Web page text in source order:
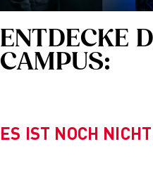
ENTDECKE
CAMPUS:
ES IST NOCH